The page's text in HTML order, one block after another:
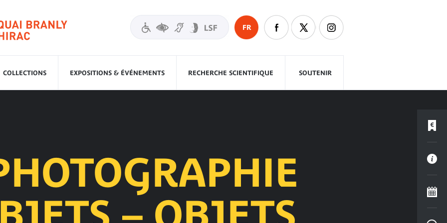
FR
COLLECTIONS EXPOSITIONS & ÉVÉNEMENTS RECHERCHE SCIENTIFIQUE SOUTENIR